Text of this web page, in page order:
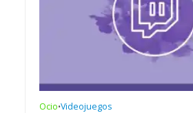
Ocio•Videojuegos